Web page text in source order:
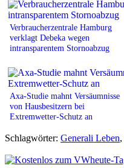
Verbraucherzentrale Hamburg
verklagt Debeka wegen
intransparentem Stornoabzug
Axa-Studie mahnt Versäumnisse
von Hausbesitzern bei
Extremwetter-Schutz an
Schlagwörter: Generali Leben,